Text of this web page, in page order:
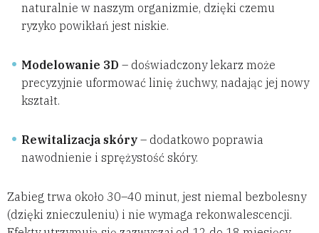
naturalnie w naszym organizmie, dzięki czemu
ryzyko powikłań jest niskie.
Modelowanie 3D – doświadczony lekarz może
precyzyjnie uformować linię żuchwy, nadając jej nowy
kształt.
Rewitalizacja skóry – dodatkowo poprawia
nawodnienie i sprężystość skóry.
Zabieg trwa około 30–40 minut, jest niemal bezbolesny
(dzięki znieczuleniu) i nie wymaga rekonwalescencji.